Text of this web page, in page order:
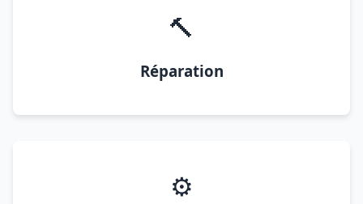
🔨
Réparation
⚙️